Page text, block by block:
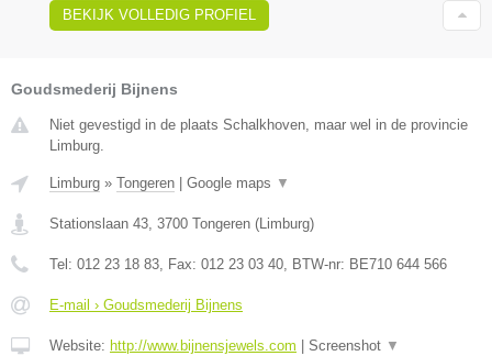
BEKIJK VOLLEDIG PROFIEL
Goudsmederij Bijnens
Niet gevestigd in de plaats Schalkhoven, maar wel in de provincie
Limburg.
Limburg » Tongeren Google maps ▼
Stationslaan 43, 3700 Tongeren (Limburg)
Tel: 012 23 18 83, Fax: 012 23 03 40, BTW-nr: BE710 644 566
E-mail › Goudsmederij Bijnens
Website: http://www.bijnensjewels.com Screenshot ▼